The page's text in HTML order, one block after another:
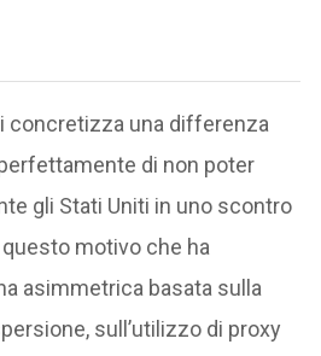
concretizza una differenza
di non poter
gli Stati Uniti in uno scontro
motivo che ha
asimmetrica basata sulla
sull’utilizzo di proxy